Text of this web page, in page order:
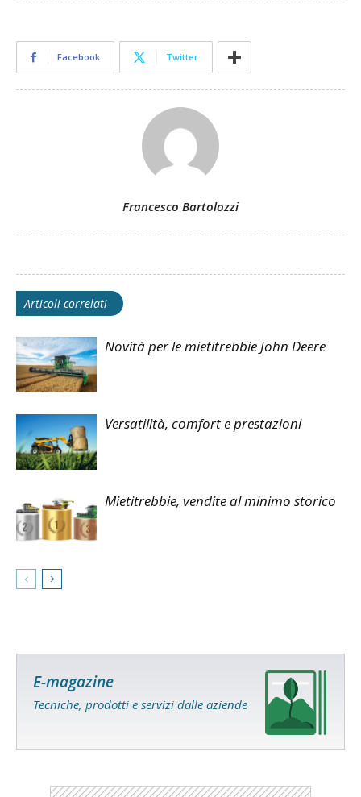
Facebook Twitter
Francesco Bartolozzi
Articoli correlati
Novità per le mietitrebbie John Deere
Versatilità, comfort e prestazioni
Mietitrebbie, vendite al minimo storico
E-magazine
Tecniche, prodotti e servizi dalle aziende